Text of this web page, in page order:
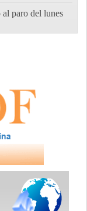
paro del lunes